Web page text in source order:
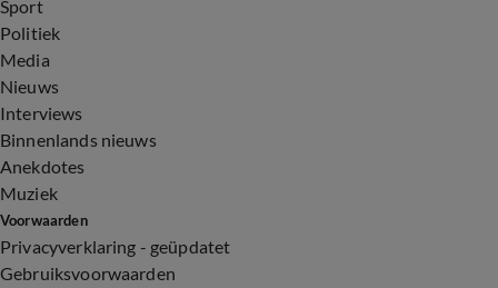
Sport
Politiek
Media
Nieuws
Interviews
Binnenlands nieuws
Anekdotes
Muziek
Voorwaarden
Privacyverklaring - geüpdatet
Gebruiksvoorwaarden